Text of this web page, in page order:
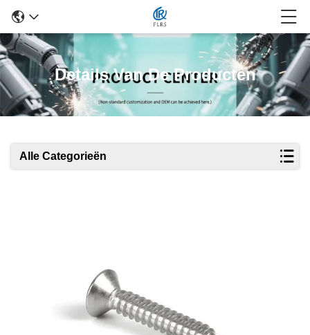
Details Van De Producten
Alle Categorieën